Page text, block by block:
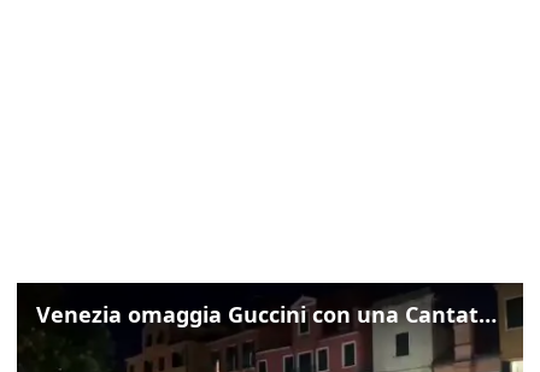
Venezia omaggia Guccini con una Cantata Anarchica in campo Santa Margherita